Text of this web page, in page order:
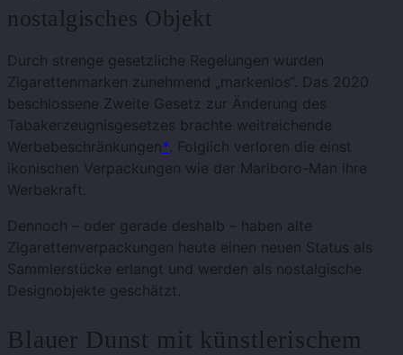
nostalgisches Objekt
Durch strenge gesetzliche Regelungen wurden
Zigarettenmarken zunehmend „markenlos“. Das 2020
beschlossene Zweite Gesetz zur Änderung des
Tabakerzeugnisgesetzes brachte weitreichende
Werbebeschränkungen*. Folglich verloren die einst
ikonischen Verpackungen wie der Marlboro-Man ihre
Werbekraft.
Dennoch – oder gerade deshalb – haben alte
Zigarettenverpackungen heute einen neuen Status als
Sammlerstücke erlangt und werden als nostalgische
Designobjekte geschätzt.
Blauer Dunst mit künstlerischem